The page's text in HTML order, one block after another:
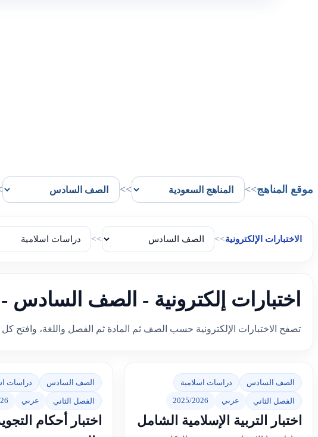
موقع المناهج>>
>>
الاختبارات الإلكترونية>>
>>
اختبارات إلكترونية - الصف السادس
تصفح الاختبارات الإلكترونية حسب الصف ثم المادة ثم الفصل واللغة، وافتح
الصف السادس دراسات اسلامية
الفصل الثاني عربي 2025/2026
اختبار التربية الإسلامية الشامل
الصف السادس دراسات
الفصل الثاني عربي
اختبار أحكام